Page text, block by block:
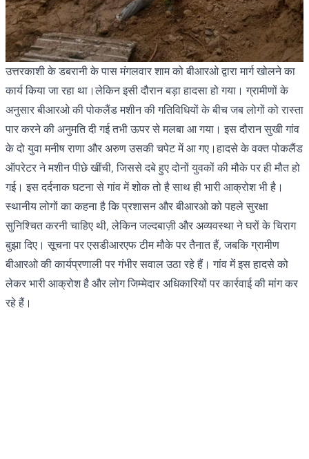
उत्तरकाशी के डबरानी के पास मंगलवार शाम को बीआरओ द्वारा मार्ग खोलने का
कार्य किया जा रहा था।लेकिन इसी दौरान बड़ा हादसा हो गया। ग्रामीणों के
अनुसार बीआरओ की पोकलैंड मशीन की गतिविधियों के बीच जब लोगों को रास्ता
पार करने की अनुमति दी गई तभी ऊपर से मलबा आ गया। इस दौरान सुखी गांव
के दो युवा मनीष राणा और अरुण उसकी चपेट में आ गए।हादसे के वक्त पोकलैंड
ऑपरेटर ने मशीन पीछे खींची, जिससे दबे हुए दोनों युवकों की मौके पर ही मौत हो
गई। इस दर्दनाक घटना से गांव में शोक तो है साथ ही भारी आक्रोश भी है।
स्थानीय लोगों का कहना है कि प्रशासन और बीआरओ को पहले सुरक्षा
सुनिश्चित करनी चाहिए थी, लेकिन जल्दबाज़ी और अव्यवस्था ने घरों के चिराग
बुझा दिए। सूचना पर एसडीआरएफ टीम मौके पर तैनात हैं, जबकि ग्रामीण
बीआरओ की कार्यप्रणाली पर गंभीर सवाल उठा रहे हैं। गांव में इस हादसे को
लेकर भारी आक्रोश है और लोग जिम्मेदार अधिकारियों पर कार्रवाई की मांग कर
रहे हैं।